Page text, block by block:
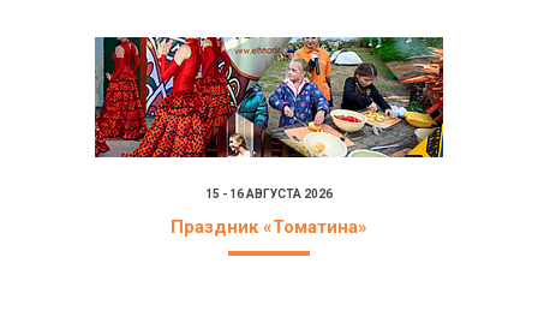
15 - 16 АВГУСТА 2026
Праздник «Томатина»